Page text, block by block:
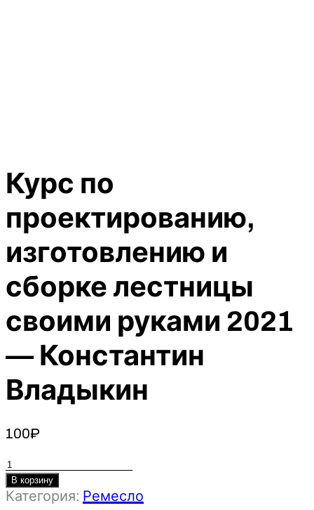
Курс по
проектированию,
изготовлению и
сборке лестницы
своими руками 2021
— Константин
Владыкин
100₽
Количество
товара
Курс
В корзину
Категория: Ремесло